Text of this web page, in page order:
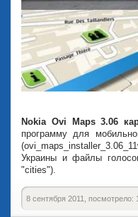
Nokia Ovi Maps 3.06
программу для
Украины и файлы
"cities").
8 сентября 2011, посмотрело: